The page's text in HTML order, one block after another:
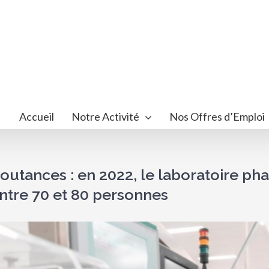
Accueil Notre Activité Nos Offres d’Emploi
: en 2022, le laboratoire
70 et 80 personnes